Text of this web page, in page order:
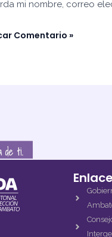
mi nombre, correo